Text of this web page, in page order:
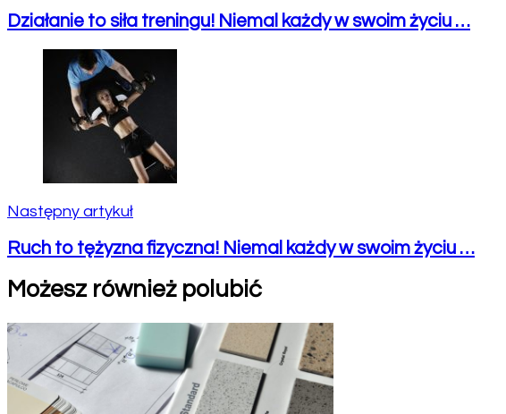
Działanie to siła treningu! Niemal każdy w swoim życiu …
Następny artykuł
Ruch to tężyzna fizyczna! Niemal każdy w swoim życiu …
Możesz również polubić